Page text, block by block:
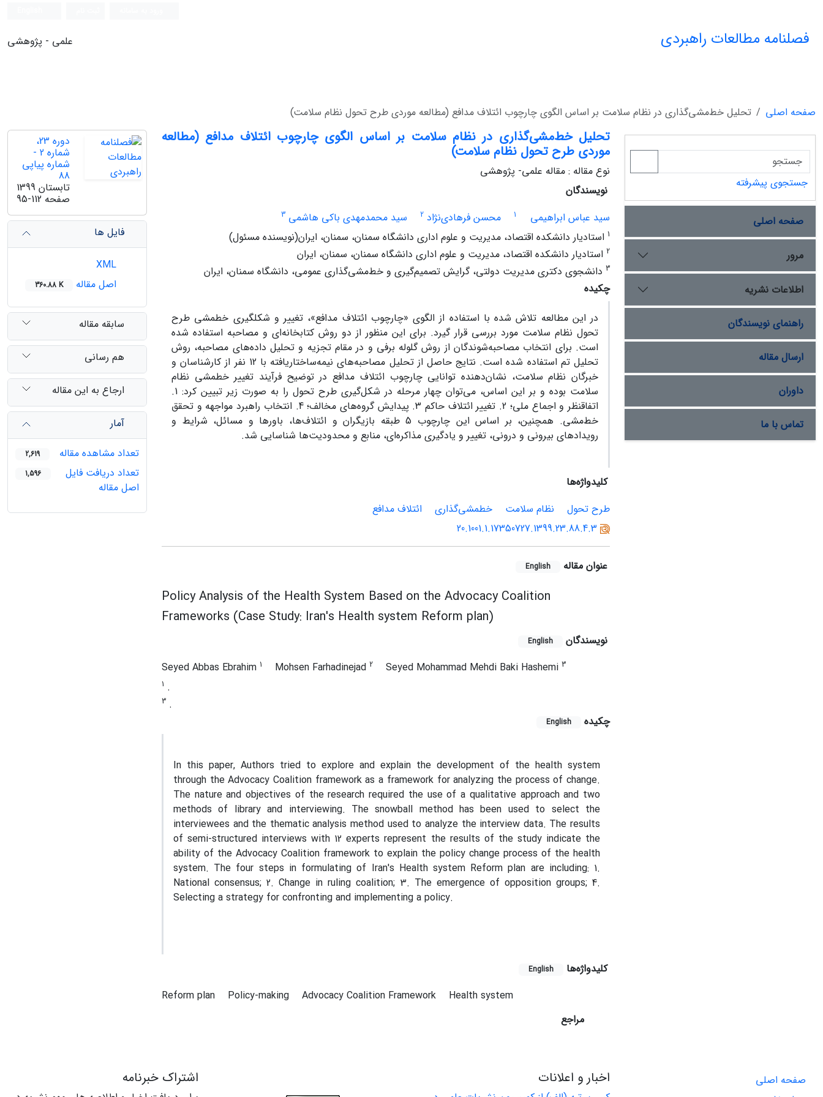
فصلنامه مطالعات راهبردی علمی - پژوهشی
صفحه اصلی تحلیل خط‌مشی‌گذاری در نظام سلامت بر اساس الگوی چارچوب ائتلاف مدافع (مطالعه موردی طرح تحول نظام سلامت)
تحلیل خط‌مشی‌گذاری در نظام سلامت بر اساس الگوی چارچوب ائتلاف مدافع (مطالعه
موردی طرح تحول نظام سلامت)
نوع مقاله : مقاله علمی- پژوهشی
نویسندگان
سید عباس ابراهیمی
1 محسن فرهادی‏‌نژاد 2 سید محمدمهدی باکی هاشمی 3
1 استادیار دانشکده اقتصاد، مدیریت و علوم اداری دانشگاه سمنان، سمنان، ایران(نویسنده مسئول)
2 استادیار دانشکده اقتصاد، مدیریت و علوم اداری دانشگاه سمنان، سمنان، ایران
3 دانشجوی دکتری مدیریت دولتی، گرایش تصمیم‏‌گیری و خط‌مشی‏‌گذاری عمومی، دانشگاه سمنان، ایران
چکیده
در این مطالعه تلاش شده با استفاده از الگوی «چارچوب ائتلاف مدافع»، تغییر و شکل‏گیری خط‏مشی طرح
تحول نظام سلامت مورد بررسی قرار گیرد. برای این منظور از دو روش کتابخانه‌ای و مصاحبه استفاده شده
است. برای انتخاب مصاحبه‌‏شوندگان از روش گلوله برفی و در مقام تجزیه و تحلیل داده‌های مصاحبه، روش
تحلیل تم استفاده شده است. نتایج حاصل از تحلیل مصاحبه‏‌های نیمه‏‌ساختاریافته با 12 نفر از کارشناسان و
خبرگان نظام سلامت، نشان‌‏دهنده توانایی چارچوب ائتلاف مدافع در توضیح فرآیند تغییر خط‏مشی نظام
سلامت بوده و بر این اساس، می‌‏توان چهار مرحله در شکل‌گیری طرح تحول را به صورت زیر تبیین کرد: 1.
اتفاق‏نظر و اجماع ملی؛ 2. تغییر ائتلاف حاکم 3. پیدایش گرو‌ه‌های مخالف؛ 4. انتخاب راهبرد مواجهه و تحقق
خط‌‌مشی. همچنین، بر اساس این چارچوب 5 طبقه بازیگران و ائتلاف‌ها، باورها و مسائل، شرایط و
رویدادهای بیرونی و درونی، تغییر و یادگیری مذاکره‌ای، منابع و محدودیت‌ها شناسایی شد.
کلیدواژه‌ها
طرح تحول
نظام سلامت خط‏مشی‌گذاری
ائتلاف مدافع
20.1001.1.17350727.1399.23.88.4.3
عنوان مقاله English
Policy Analysis of the Health System Based on the Advocacy Coalition
Frameworks (Case Study: Iran's Health system Reform plan)
نویسندگان English
Seyed Abbas Ebrahim 1 Mohsen Farhadinejad 2 Seyed Mohammad Mehdi Baki Hashemi 3
1 .
3 .
چکیده
English
In this paper, Authors tried to explore and explain the development of the health system
through the Advocacy Coalition framework as a framework for analyzing the process of change.
The nature and objectives of the research required the use of a qualitative approach and two
methods of library and interviewing. The snowball method has been used to select the
interviewees and the thematic analysis method used to analyze the interview data. The results
of semi-structured interviews with 12 experts represent the results of the study indicate the
ability of the Advocacy Coalition framework to explain the policy change process of the health
system. The four steps in formulating of Iran's Health system Reform plan are including: 1.
National consensus; 2. Change in ruling coalition; 3. The emergence of opposition groups; 4.
Selecting a strategy for confronting and implementing a policy.
کلیدواژه‌ها English
Reform plan Policy-making Advocacy Coalition Framework
Health system
مراجع
دوره 23،
شماره 2 -
شماره پیاپی
88
تابستان 1399
صفحه 95-112
فایل ها
اصل مقاله
360.88 K
سابقه مقاله
هم رسانی
ارجاع به این مقاله
آمار
تعداد مشاهده مقاله
2,619
تعداد دریافت فایل
اصل مقاله
1,596
جستجوی پیشرفته
صفحه اصلی
مرور
اطلاعات نشریه
راهنمای نویسندگان
ارسال مقاله
داوران
تماس با ما
صفحه اصلی
اخبار و اعلانات اشتراک خبرنامه